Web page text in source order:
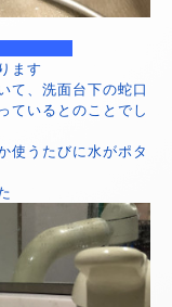
理》
ます
て、洗面台下の蛇口
ているとのことでし
使うたびに水がポタ